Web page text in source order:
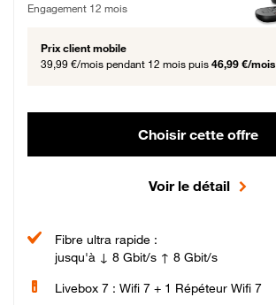
Engagement 12 mois
Prix client mobile
39,99 €/mois pendant 12 mois puis 46,99 €/mois
Choisir cette offre
Voir le détail
Fibre ultra rapide :
jusqu'à ↓ 8 Gbit/s ↑ 8 Gbit/s
Livebox 7 : Wifi 7 + 1 Répéteur Wifi 7